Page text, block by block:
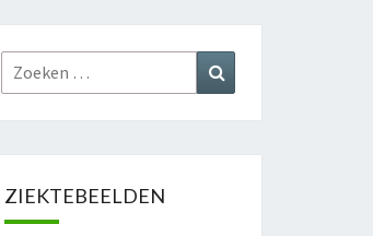
Zoeken
naar:
ZIEKTEBEELDEN